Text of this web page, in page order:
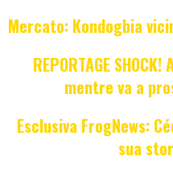
Mercato: Kondogbia
REPORTAGE
mentre va a
Esclusiva FrogNews:
sua